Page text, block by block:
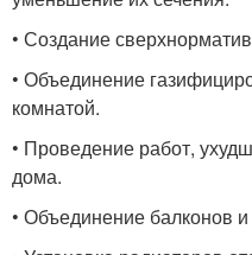
• Создание
• Объединение
комнатой.
• Проведение работ,
дома.
• Объединение балконов